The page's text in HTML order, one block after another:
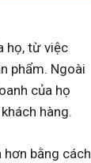
họ, từ việc
phẩm. Ngoài
của họ
hàng.
bằng cách